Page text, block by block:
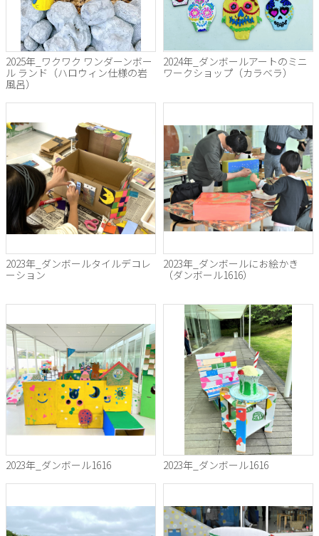
2025年_ワクワク ワンダーンボー
ル ランド（ハロウィン仕様の岩
風呂）
2024年_ダンボールアートのミニ
ワークショップ（カラベラ）
2023年_ダンボールタイルデコレ
ーション
2023年_ダンボールにお絵かき
（ダンボール1616）
2023年_ダンボール1616 2023年_ダンボール1616